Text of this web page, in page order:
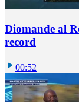
Diomande al
record
00:52